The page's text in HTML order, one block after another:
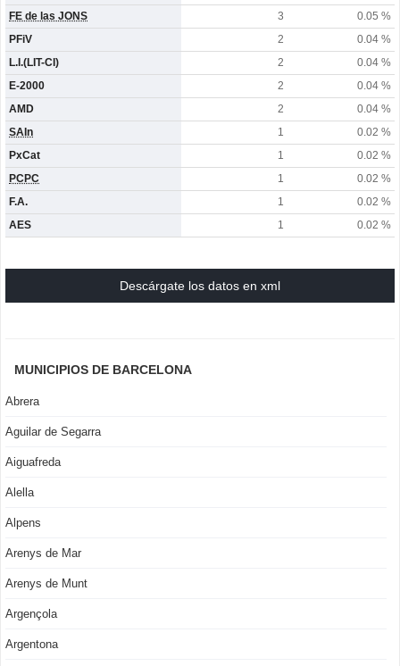
FE de las JONS
3
0.05 %
PFiV
2
0.04 %
L.I.(LIT-CI)
2
0.04 %
E-2000
2
0.04 %
AMD
2
0.04 %
SAIn
1
0.02 %
PxCat
1
0.02 %
PCPC
1
0.02 %
F.A.
1
0.02 %
AES
1 0.02 %
Descárgate los datos en xml
MUNICIPIOS DE BARCELONA
Abrera
Aguilar de Segarra
Aiguafreda
Alella
Alpens
Arenys de Mar
Arenys de Munt
Argençola
Argentona